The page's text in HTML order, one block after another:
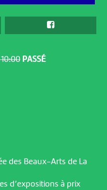
PASSÉ
des Beaux-Arts de La
d’expositions à prix